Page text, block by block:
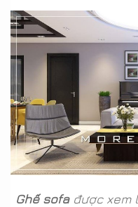
Ghế sofađược xem